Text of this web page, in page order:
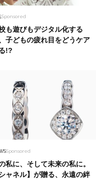
ワンツーコーデが見違え
】着回し＜6選＞
コーデ”が垢抜ける！秋ま
最旬バッグ】2選
で喜ばれる「ホテル手土
センスが伝わる逸品は？
Sponsored
も遊びもデジタル化する
子どもの疲れ目をどうケア
!?
Sponsored
私に、そして未来の私に。
シャネル】が贈る、永遠の絆